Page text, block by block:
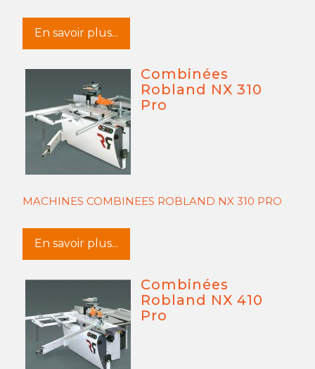
En savoir plus...
Combinées
Robland NX 310
Pro
MACHINES COMBINEES ROBLAND NX 310 PRO
En savoir plus...
Combinées
Robland NX 410
Pro